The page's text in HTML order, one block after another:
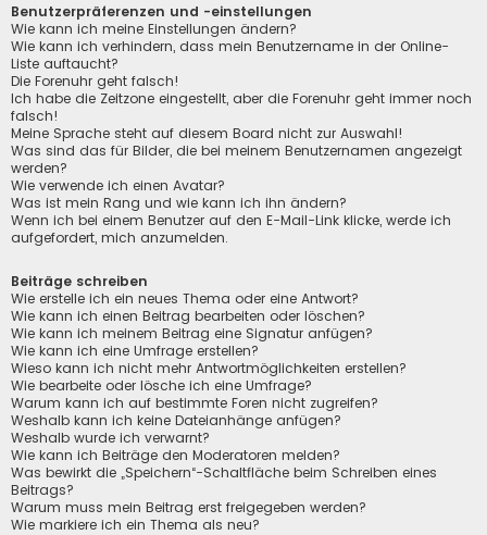
Benutzerpräferenzen und -einstellungen
Wie kann ich meine Einstellungen ändern?
Wie kann ich verhindern, dass mein Benutzername in der Online-
Liste auftaucht?
Die Forenuhr geht falsch!
Ich habe die Zeitzone eingestellt, aber die Forenuhr geht immer noch
falsch!
Meine Sprache steht auf diesem Board nicht zur Auswahl!
Was sind das für Bilder, die bei meinem Benutzernamen angezeigt
werden?
Wie verwende ich einen Avatar?
Was ist mein Rang und wie kann ich ihn ändern?
Wenn ich bei einem Benutzer auf den E-Mail-Link klicke, werde ich
aufgefordert, mich anzumelden.
Beiträge schreiben
Wie erstelle ich ein neues Thema oder eine Antwort?
Wie kann ich einen Beitrag bearbeiten oder löschen?
Wie kann ich meinem Beitrag eine Signatur anfügen?
Wie kann ich eine Umfrage erstellen?
Wieso kann ich nicht mehr Antwortmöglichkeiten erstellen?
Wie bearbeite oder lösche ich eine Umfrage?
Warum kann ich auf bestimmte Foren nicht zugreifen?
Weshalb kann ich keine Dateianhänge anfügen?
Weshalb wurde ich verwarnt?
Wie kann ich Beiträge den Moderatoren melden?
Was bewirkt die „Speichern“-Schaltfläche beim Schreiben eines
Beitrags?
Warum muss mein Beitrag erst freigegeben werden?
Wie markiere ich ein Thema als neu?